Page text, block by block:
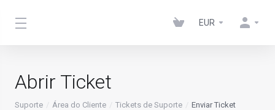
EUR
Abrir Ticket
Suporte Área do Cliente Tickets de Suporte Enviar Ticket